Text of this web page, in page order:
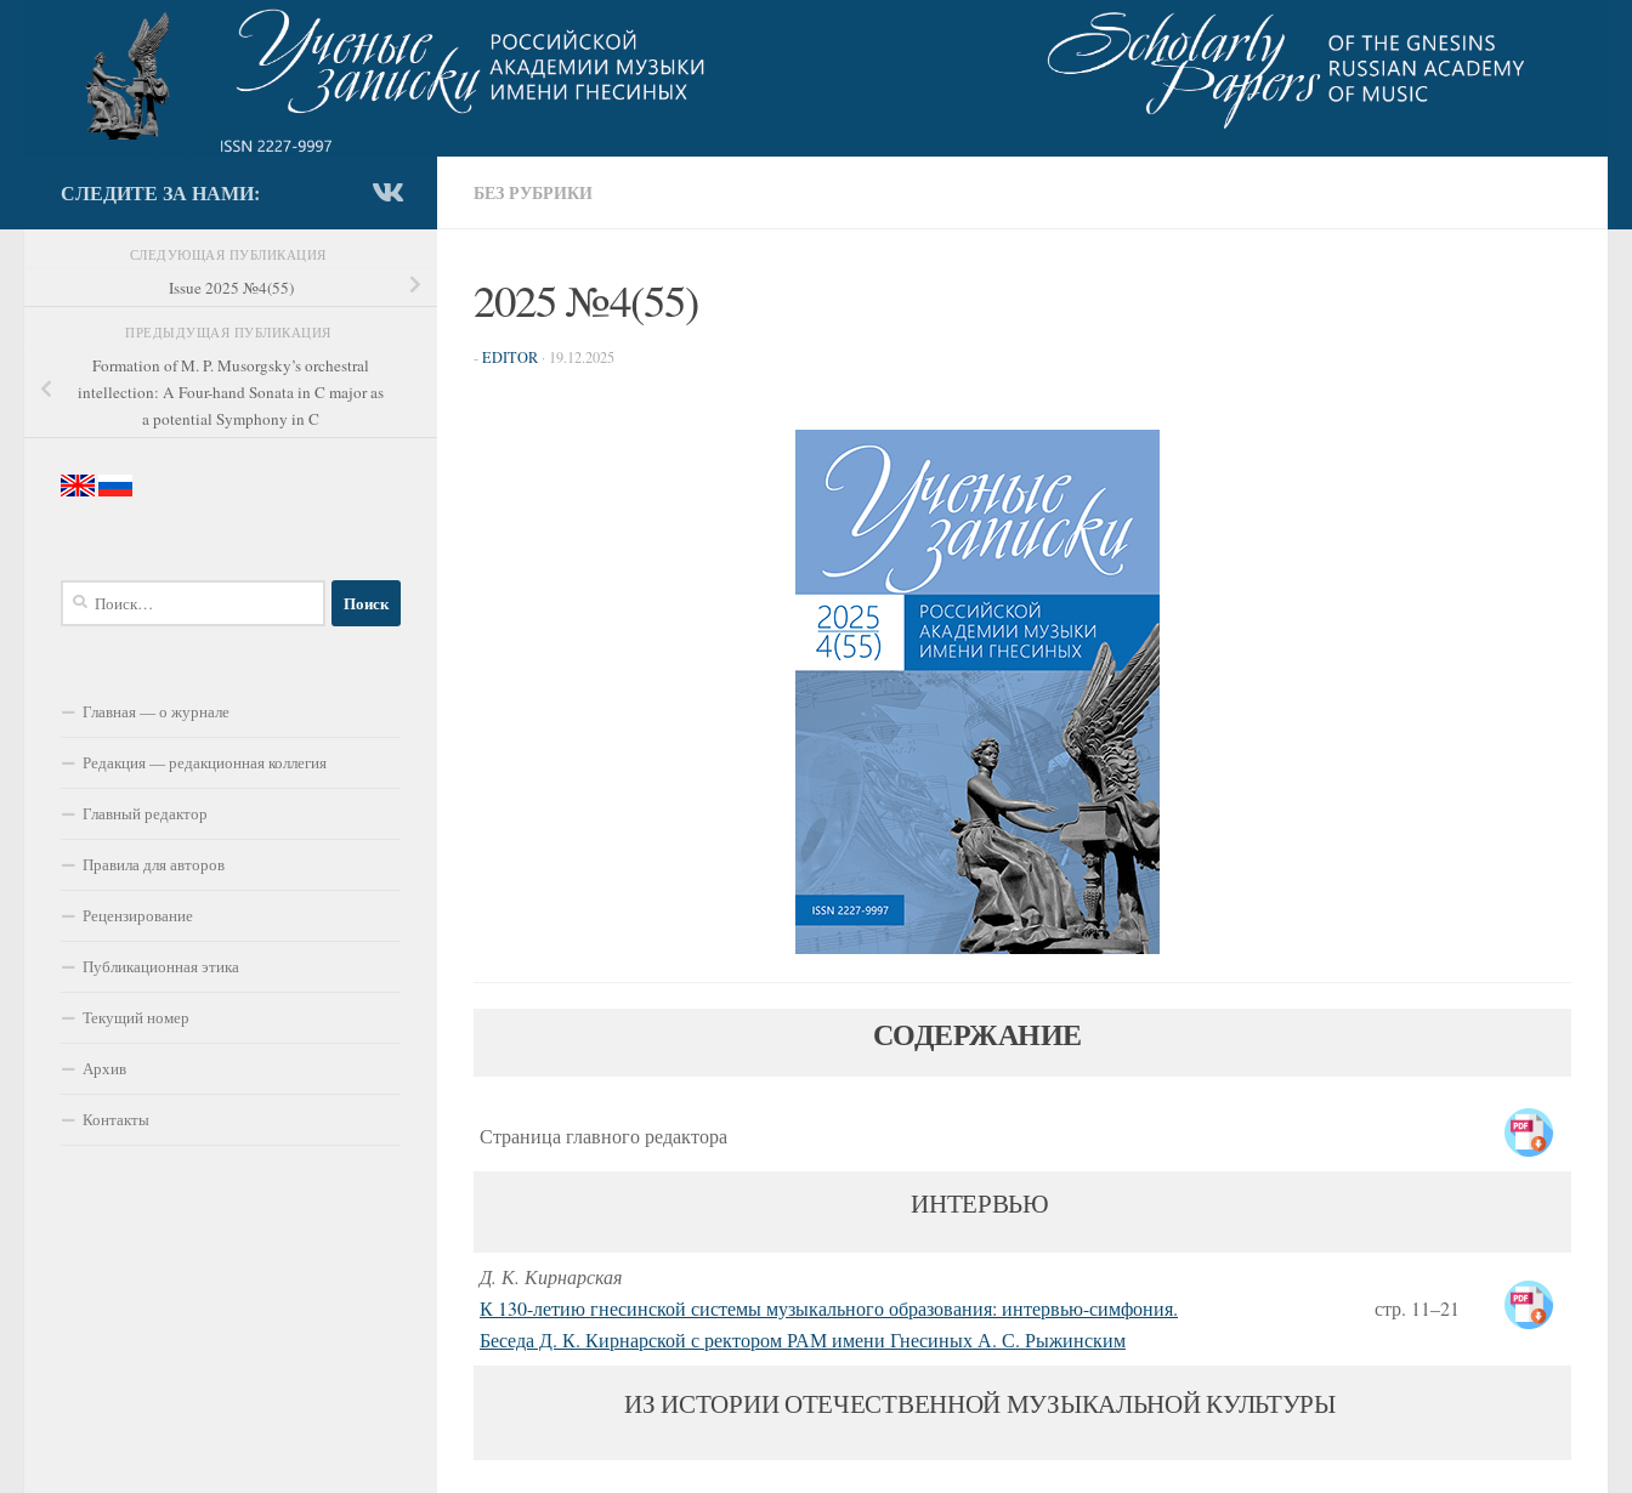
Перейти к содержимому
БЕЗ РУБРИКИ
2025 №4(55)
-EDITOR · 19.12.2025
СОДЕРЖАНИЕ
Страница главного редактора
ИНТЕРВЬЮ
Д. К. Кирнарская
К 130-летию гнесинской системы музыкального образования: интервью-симфония.
Беседа Д. К. Кирнарской с ректором РАМ имени Гнесиных А. С. Рыжинским
стр. 11–21
ИЗ ИСТОРИИ ОТЕЧЕСТВЕННОЙ МУЗЫКАЛЬНОЙ КУЛЬТУРЫ
СЛЕДИТЕ ЗА НАМИ:
СЛЕДУЮЩАЯ ПУБЛИКАЦИЯ
Issue 2025 №4(55)
ПРЕДЫДУЩАЯ ПУБЛИКАЦИЯ
Formation of M. P. Musorgsky’s orchestral
intellection: A Four-hand Sonata in C major as
a potential Symphony in C
Найти:
Главная — о журнале
Редакция — редакционная коллегия
Главный редактор
Правила для авторов
Рецензирование
Публикационная этика
Текущий номер
Архив
Контакты